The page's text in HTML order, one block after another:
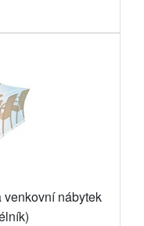
nábytek